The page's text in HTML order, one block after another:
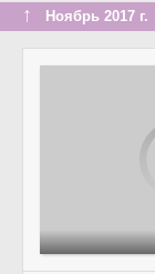
↑ Ноябрь 2017 г.